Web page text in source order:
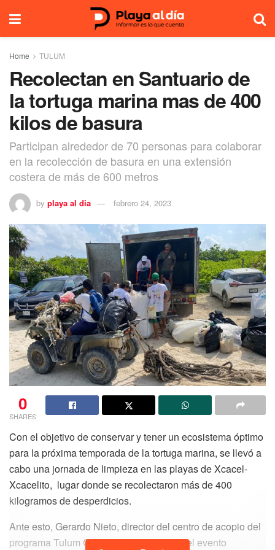
Home TULUM
Recolectan en Santuario de
la tortuga marina mas de 400
kilos de basura
Participan alrededor de 70 personas para colaborar
en la recolección de basura en una extensión
costera de más de 600 metros
by playa al dia febrero 24, 2023
0
SHARES
Con el objetivo de conservar y tener un ecosistema óptimo
para la próxima temporada de la tortuga marina, se llevó a
cabo una jornada de limpieza en las playas de Xcacel-
Xcacelito, lugar donde se recolectaron más de 400
kilogramos de desperdicios.
Ante esto, Gerardo Nieto, director del centro de acopio del
programa Tulum Circula, declaró que en el evento